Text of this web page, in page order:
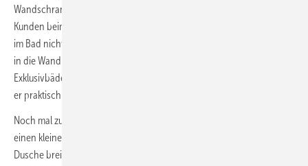
Wandschrank im Bad wegfallen kann. Kleiner Exkurs: Häufig reagieren
Kunden beim Thema Spiegelschrank eher negativ, da viele die „Kiste“
im Bad nicht sonderlich schätzen. Durch die Möglichkeit des Einbaus
in die Wand wird er allerdings „salonfähig“, sodass er auch in
Exklusivbädern zur optischen Gestaltung beitragen kann – zudem ist
er praktisch.
Noch mal zurück zu den Abmessungen: Sicherlich hätte man auch
einen kleineren Waschtisch wählen können, um den Durchgang zur
Dusche breiter zu gestalten und die Unterfahrbarkeit durch Weglassen